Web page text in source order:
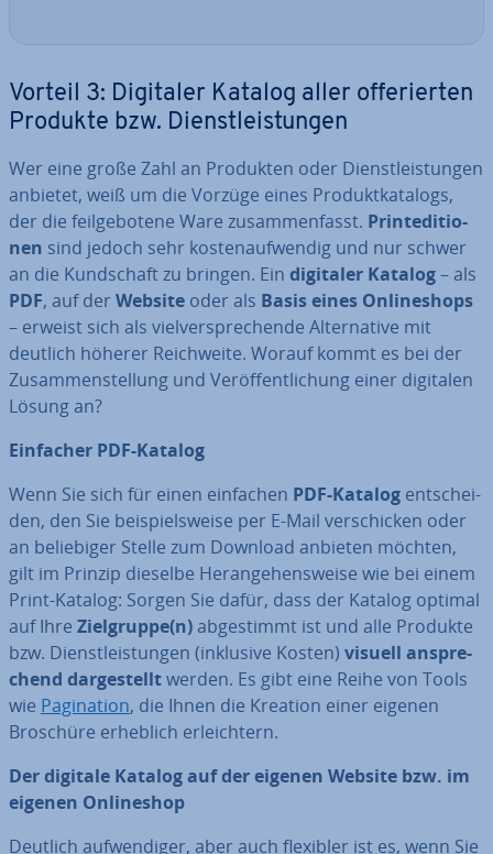
Vorteil 3: Digitaler Katalog aller of­fe­rier­ten
Produkte bzw. Dienst­leis­tun­gen
Wer eine große Zahl an Produkten oder Dienst­leis­tun­gen
anbietet, weiß um die Vorzüge eines Pro­dukt­ka­ta­logs,
der die feil­ge­bo­te­ne Ware zu­sam­men­fasst. Prin­tedi­tio­
nen sind jedoch sehr kos­ten­auf­wen­dig und nur schwer
an die Kund­schaft zu bringen. Ein digitaler Katalog– als
PDF, auf der Website oder als Basis eines On­line­shops
– erweist sich als viel­ver­spre­chen­de Al­ter­na­ti­ve mit
deutlich höherer Reich­wei­te. Worauf kommt es bei der
Zu­sam­men­stel­lung und Ver­öf­fent­li­chung einer digitalen
Lösung an?
Einfacher PDF-Katalog
Wenn Sie sich für einen einfachen PDF-Katalog ent­schei­
den, den Sie bei­spiels­wei­se per E-Mail ver­schi­cken oder
an be­lie­bi­ger Stelle zum Download anbieten möchten,
gilt im Prinzip dieselbe Her­an­ge­hens­wei­se wie bei einem
Print-Katalog: Sorgen Sie dafür, dass der Katalog optimal
auf Ihre Ziel­grup­pe(n)ab­ge­stimmt ist und alle Produkte
bzw. Dienst­leis­tun­gen (inklusive Kosten) visuell an­spre­
chend dar­ge­stelltwerden. Es gibt eine Reihe von Tools
wie Pa­gi­na­ti­on, die Ihnen die Kreation einer eigenen
Broschüre erheblich er­leich­tern.
Der digitale Katalog auf der eigenen Website bzw. im
eigenen On­line­shop
Deutlich auf­wen­di­ger, aber auch flexibler ist es, wenn Sie